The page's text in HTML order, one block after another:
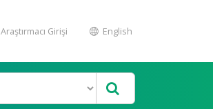
Araştırmacı Girişi English